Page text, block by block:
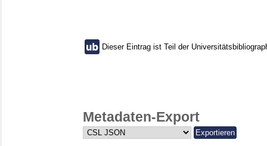
Dieser Eintrag ist Teil der
Metadaten-Export